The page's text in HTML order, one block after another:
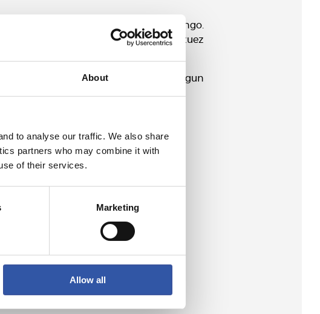
About
to analyse our traffic. We also share
partners who may combine it with
of their services.
Marketing
Allow all
berrikuntzez gozatzeko aukera izango.
dizugu, beste abantaila batzuez
zozketetan parte hartzeko...
rola aitortuz, eskaintzen dizkiegun
parte dira hobekuntza hauek.